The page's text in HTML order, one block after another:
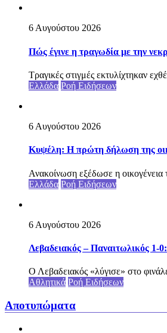
6 Αυγούστου 2026
Πώς έγινε η τραγωδία με την
Τραγικές στιγμές εκτυλίχτηκαν
Ελλάδα Ροή Ειδήσεων
6 Αυγούστου 2026
Κυψέλη: Η πρώτη δήλωση της
Ανακοίνωση εξέδωσε η οικογένεια
Ελλάδα Ροή Ειδήσεων
6 Αυγούστου 2026
Λεβαδειακός – Παναιτωλικός 1-
Ο Λεβαδειακός «λύγισε» στο
Αθλητικά Ροή Ειδήσεων
Αποτυπώματα